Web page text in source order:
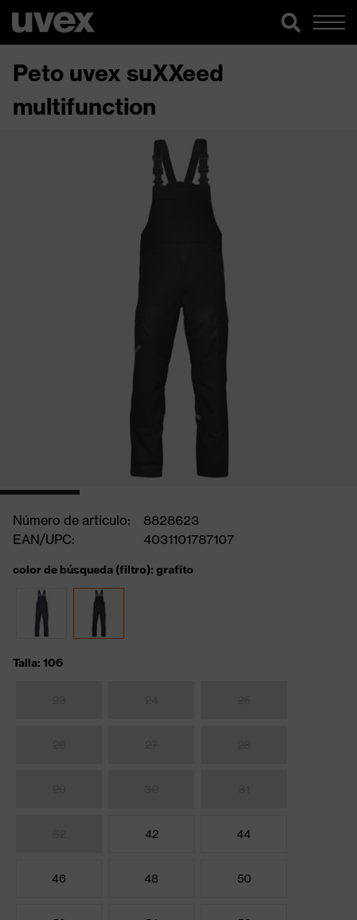
Peto uvex suXXeed
multifunction
Número de artículo:
8828623
EAN/UPC:
4031101787107
color de búsqueda (filtro): grafito
Talla: 106
42 44
46 48 50